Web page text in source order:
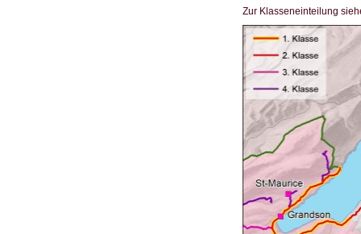
Zur Klasseneinteilung